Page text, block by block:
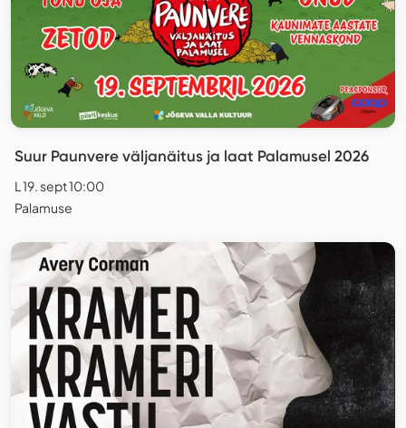
Suur Paunvere väljanäitus ja laat Palamusel 2026
L 19. sept 10:00
Palamuse